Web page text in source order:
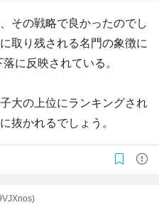
その戦略で良かったのでし
取り残される名門の象徴に
に反映されている。
大の上位にランキングされ
抜かれるでしょう。